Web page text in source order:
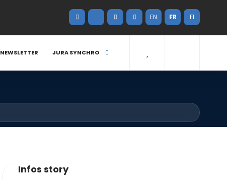
EN FR FI
NEWSLETTER JURA SYNCHRO
Infos story